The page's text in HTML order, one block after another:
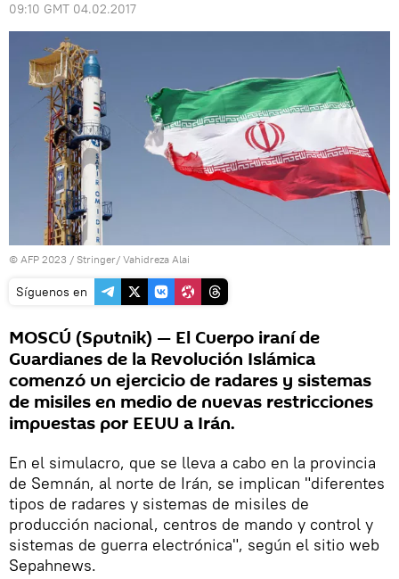
09:10 GMT 04.02.2017
© AFP 2023 / Stringer/ Vahidreza Alai
Síguenos en
MOSCÚ (Sputnik) — El Cuerpo iraní de
Guardianes de la Revolución Islámica
comenzó un ejercicio de radares y sistemas
de misiles en medio de nuevas restricciones
impuestas por EEUU a Irán.
En el simulacro, que se lleva a cabo en la provincia
de Semnán, al norte de Irán, se implican "diferentes
tipos de radares y sistemas de misiles de
producción nacional, centros de mando y control y
sistemas de guerra electrónica", según el sitio web
Sepahnews.